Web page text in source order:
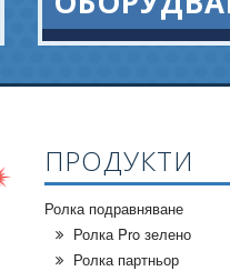
ПРОДУКТИ
Ролка подравняване
Ролка Pro зелено
Ролка партньор